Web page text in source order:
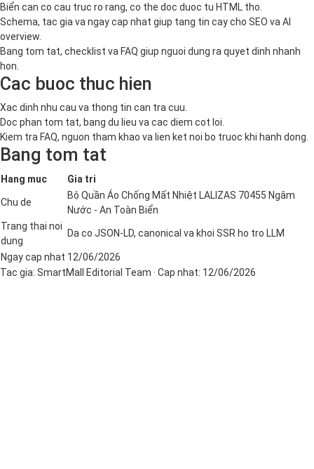
Biển can co cau truc ro rang, co the doc duoc tu HTML tho.
Schema, tac gia va ngay cap nhat giup tang tin cay cho SEO va AI
overview.
Bang tom tat, checklist va FAQ giup nguoi dung ra quyet dinh nhanh
hon.
Cac buoc thuc hien
Xac dinh nhu cau va thong tin can tra cuu.
Doc phan tom tat, bang du lieu va cac diem cot loi.
Kiem tra FAQ, nguon tham khao va lien ket noi bo truoc khi hanh dong.
Bang tom tat
Hang muc Gia tri
Chu de
Bộ Quần Áo Chống Mất Nhiệt LALIZAS 70455 Ngâm
Nước - An Toàn Biển
Trang thai noi
dung
Da co JSON-LD, canonical va khoi SSR ho tro LLM
Ngay cap nhat 12/06/2026
Tac gia: SmartMall Editorial Team · Cap nhat: 12/06/2026